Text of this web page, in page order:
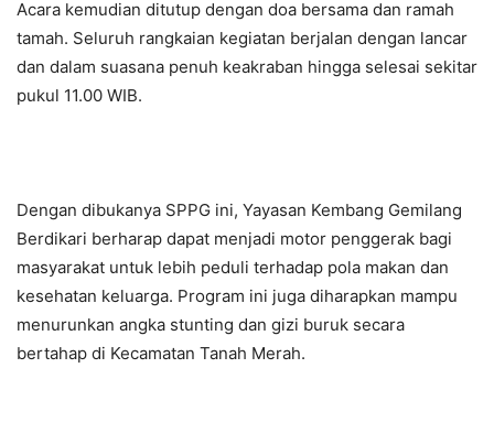
Acara kemudian ditutup dengan doa bersama dan ramah
tamah. Seluruh rangkaian kegiatan berjalan dengan lancar
dan dalam suasana penuh keakraban hingga selesai sekitar
pukul 11.00 WIB.
Dengan dibukanya SPPG ini, Yayasan Kembang Gemilang
Berdikari berharap dapat menjadi motor penggerak bagi
masyarakat untuk lebih peduli terhadap pola makan dan
kesehatan keluarga. Program ini juga diharapkan mampu
menurunkan angka stunting dan gizi buruk secara
bertahap di Kecamatan Tanah Merah.